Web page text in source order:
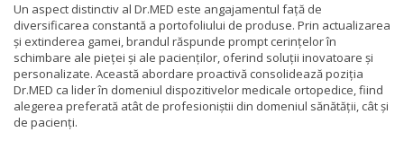
Un aspect distinctiv al Dr.MED este angajamentul față de
diversificarea constantă a portofoliului de produse. Prin actualizarea
și extinderea gamei, brandul răspunde prompt cerințelor în
schimbare ale pieței și ale pacienților, oferind soluții inovatoare și
personalizate. Această abordare proactivă consolidează poziția
Dr.MED ca lider în domeniul dispozitivelor medicale ortopedice, fiind
alegerea preferată atât de profesioniștii din domeniul sănătății, cât și
de pacienți.